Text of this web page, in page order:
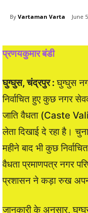
By Vartaman Varta June
प्रणयकुमार बंडी
घुग्घुस, चंद्रपुर :घुग्घुस
निर्वाचित हुए कुछ नगर
जाति वैधता (Caste
लेता दिखाई दे रहा है।
महीने बाद भी कुछ
वैधता प्रमाणपत्र नगर
प्रशासन ने कड़ा रुख
जानकारी के अनुसार,